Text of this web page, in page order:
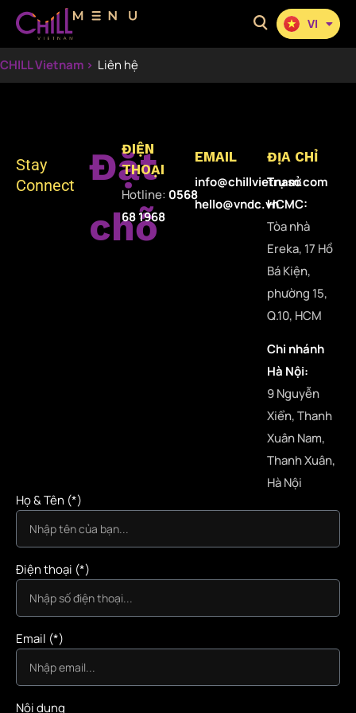
VI
KO
CHILL Vietnam > Liên hệ
Stay
Connect
Đặt
chỗ
ĐIỆN
THOẠI
Hotline: 0568
68 1968
EMAIL
info@chillvietnam.com
hello@vndc.vn
ĐỊA CHỈ
Trụ sở
HCMC:
Tòa nhà
Ereka, 17 Hồ
Bá Kiện,
phường 15,
Q.10, HCM
Chi nhánh
Hà Nội:
9 Nguyễn
Xiển, Thanh
Xuân Nam,
Thanh Xuân,
Hà Nội
Họ & Tên (*)
Điện thoại (*)
Email (*)
Nội dung